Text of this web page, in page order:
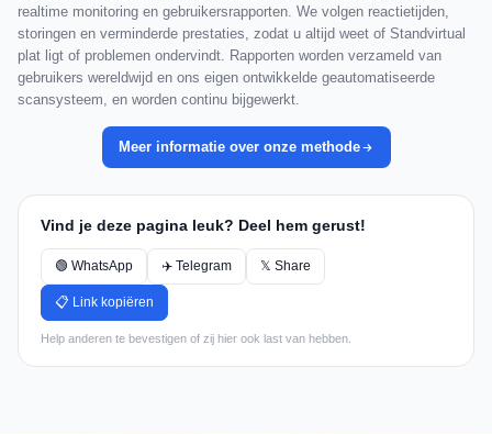
realtime monitoring en gebruikersrapporten. We volgen reactietijden,
storingen en verminderde prestaties, zodat u altijd weet of Standvirtual
plat ligt of problemen ondervindt. Rapporten worden verzameld van
gebruikers wereldwijd en ons eigen ontwikkelde geautomatiseerde
scansysteem, en worden continu bijgewerkt.
Meer informatie over onze methode
Vind je deze pagina leuk? Deel hem gerust!
🟢 WhatsApp ✈️ Telegram 𝕏 Share
📋 Link kopiëren
Help anderen te bevestigen of zij hier ook last van hebben.